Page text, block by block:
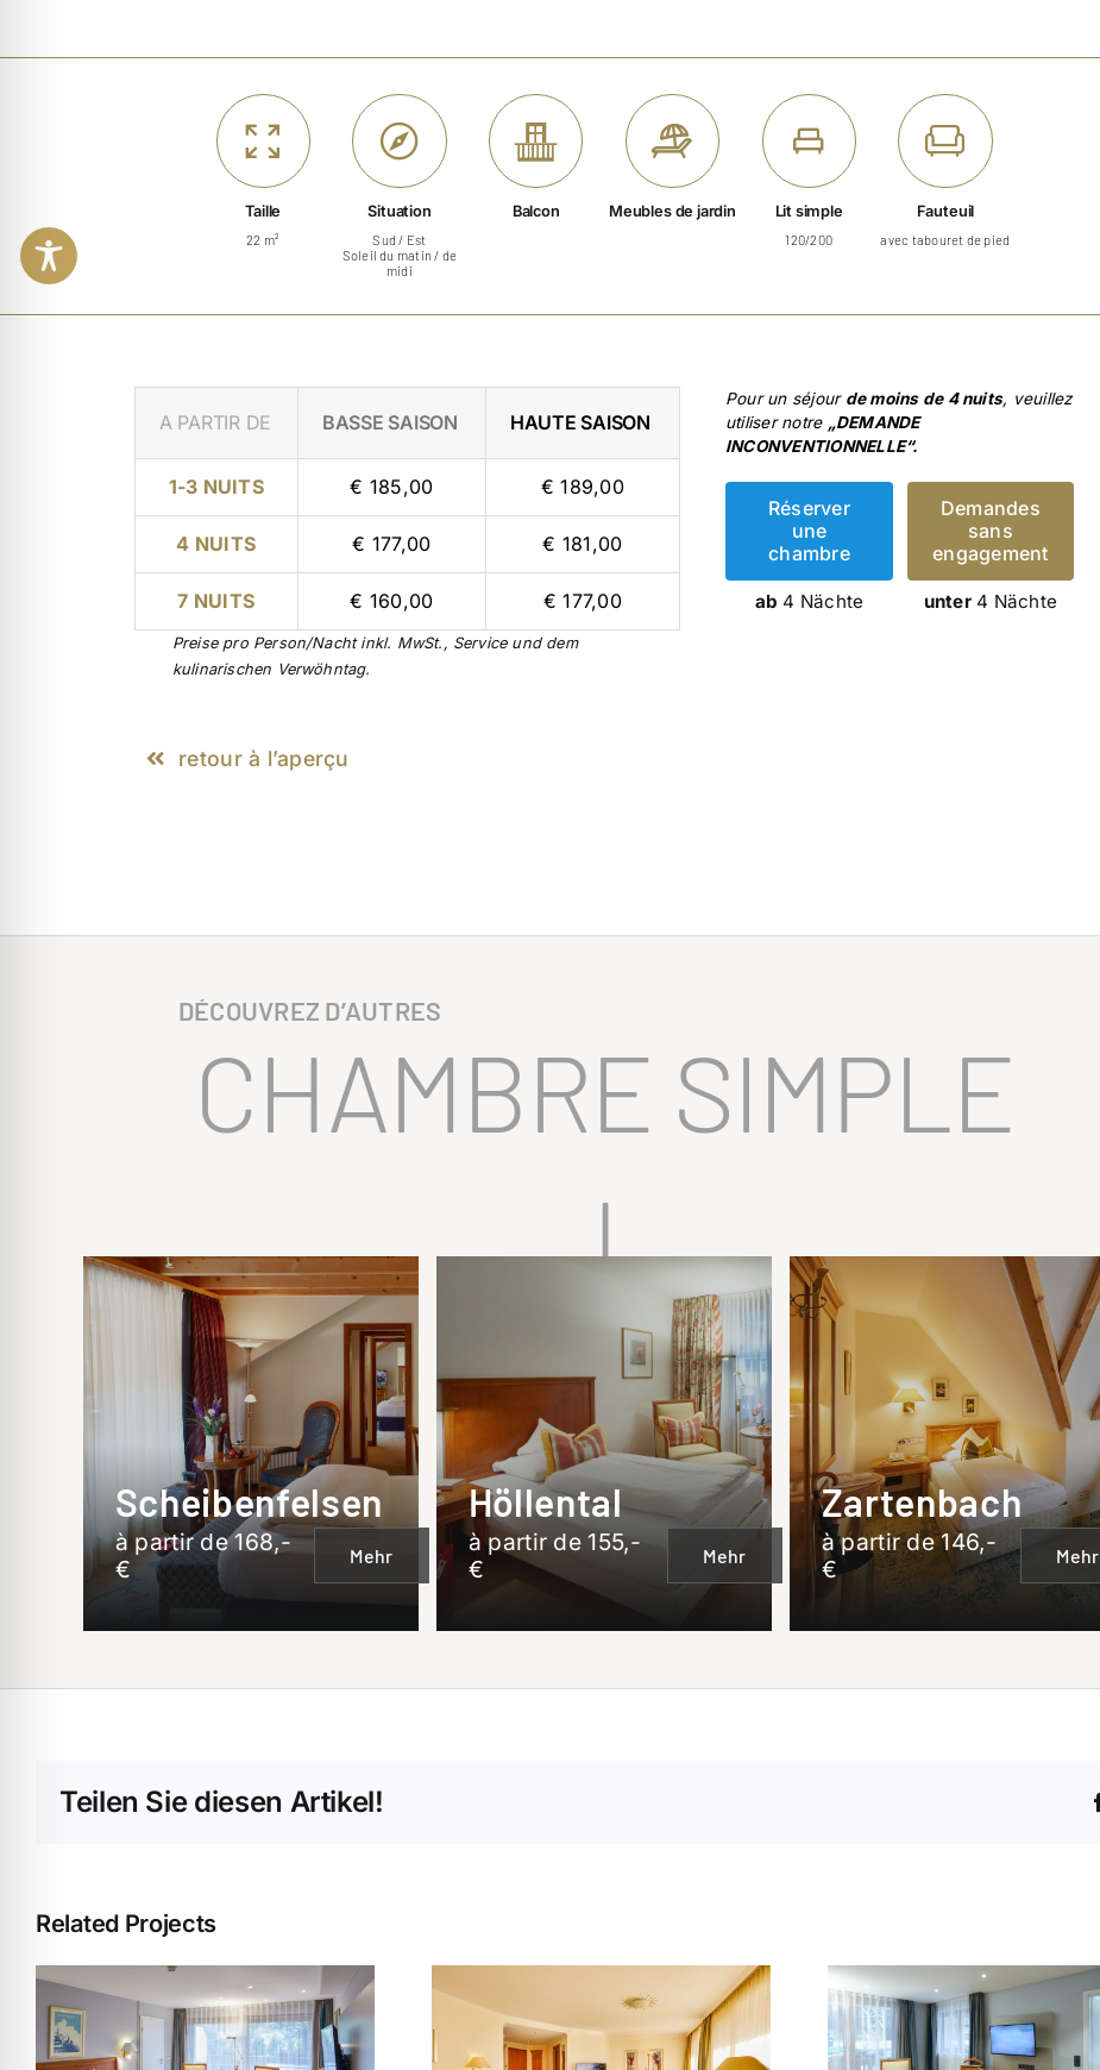
Taille
22 m²
Situation
Sud / Est
Soleil du matin / de
midi
Balcon Meubles de jardin Lit simple
120/200
Fauteuil
avec tabouret de pied
A PARTIR DE BASSE SAISON HAUTE SAISON
1-3 NUITS € 185,00 € 189,00
4 NUITS € 177,00 € 181,00
7 NUITS € 160,00 € 177,00
Preise pro Person/Nacht inkl. MwSt., Service und dem
kulinarischen Verwöhntag.
retour à l’aperçu
Pour un séjour de moins de 4 nuits, veuillez
utiliser notre „DEMANDE
INCONVENTIONNELLE“.
Réserver
une
chambre
ab 4 Nächte
Demandes
sans
engagement
unter 4 Nächte
DÉCOUVREZ D’AUTRES
CHAMBRE SIMPLE
|
Scheibenfelsen
à partir de 168,-
€
Mehr
Höllental
à partir de 155,-
€
Mehr
Zartenbach
à partir de 146,-
€
Mehr
Teilen Sie diesen Artikel!
Related Projects